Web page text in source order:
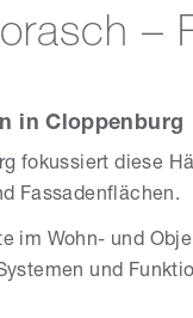
–
in Cloppenburg
fokussiert diese
Fassadenflächen.
im Wohn- und
und